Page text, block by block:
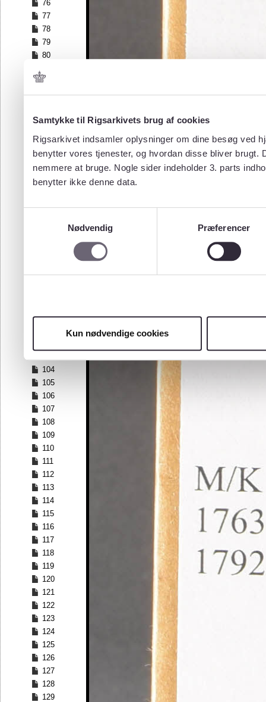
Samtykke til Rigsarkivets brug af cookies
Rigsarkivet indsamler oplysninger om dine besøg ved
benytter vores tjenester, og hvordan disse bliver
nemmere at bruge. Nogle sider indeholder 3. parts
benytter ikke denne data.
Nødvendig
Præferencer
Kun nødvendige cookies
76
77
78
79
80
82
83
85
87
88
89
90
97
100
104
105
106
107
108
109
110
111
112
113
114
115
116
117
118
119
120
121
122
123
124
125
126
127
128
129